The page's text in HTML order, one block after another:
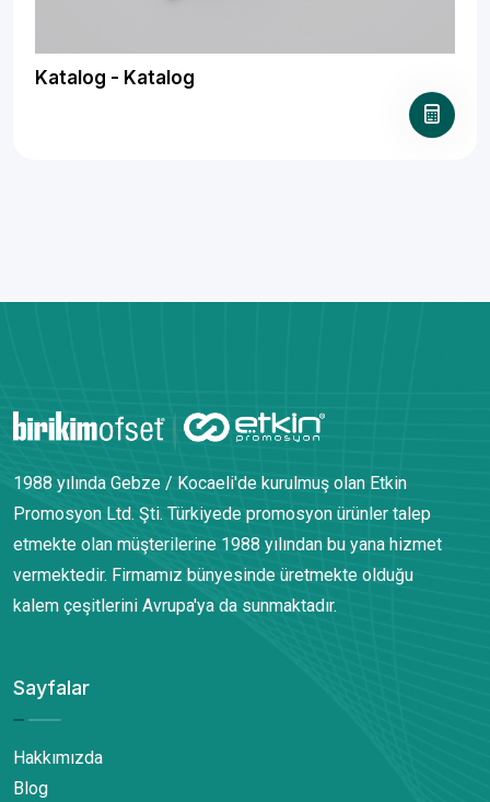
Katalog - Katalog
1988 yılında Gebze / Kocaeli'de kurulmuş olan Etkin
Promosyon Ltd. Şti. Türkiyede promosyon ürünler talep
etmekte olan müşterilerine 1988 yılından bu yana hizmet
vermektedir. Firmamız bünyesinde üretmekte olduğu
kalem çeşitlerini Avrupa'ya da sunmaktadır.
Sayfalar
Hakkımızda
Blog